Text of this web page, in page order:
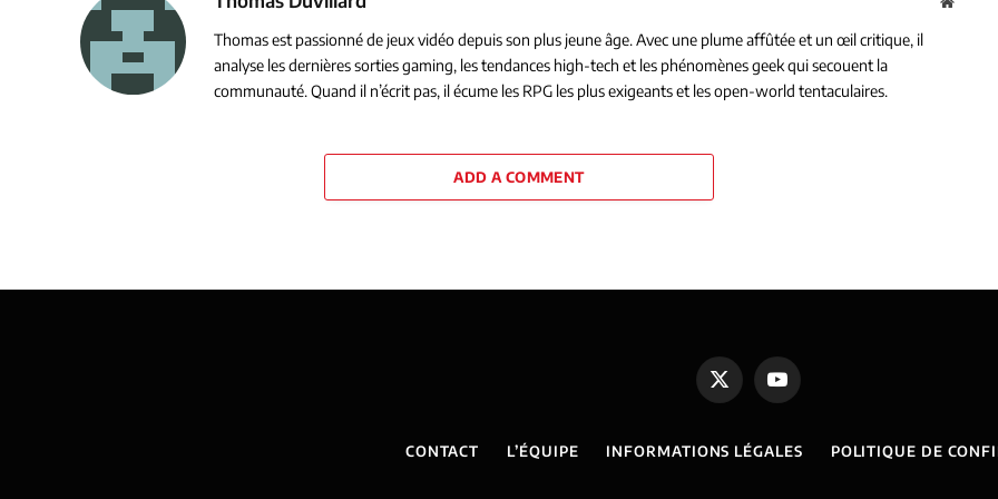
Thomas est passionné de jeux vidéo depuis son plus jeune âge. Avec une plume affûtée et un œil critique, il
analyse les dernières sorties gaming, les tendances high-tech et les phénomènes geek qui secouent la
communauté. Quand il n’écrit pas, il écume les RPG les plus exigeants et les open-world tentaculaires.
ADD A COMMENT
X
(Twitter)
YouTube
CONTACT L’ÉQUIPE INFORMATIONS LÉGALES POLITIQUE DE